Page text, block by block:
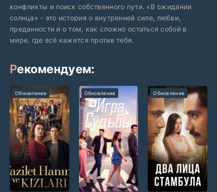
конфликты и поиск собственного пути. «В ожидании
солнца» - это история о внутренней силе, любви,
преданности и о том, как сложно остаться собой в
мире, где всё кажется против тебя.
Рекомендуем:
[updated]
Обновление
[/updated]
[updated]
Обновление
[/updated]
[updated]
Обновление
[/updated]